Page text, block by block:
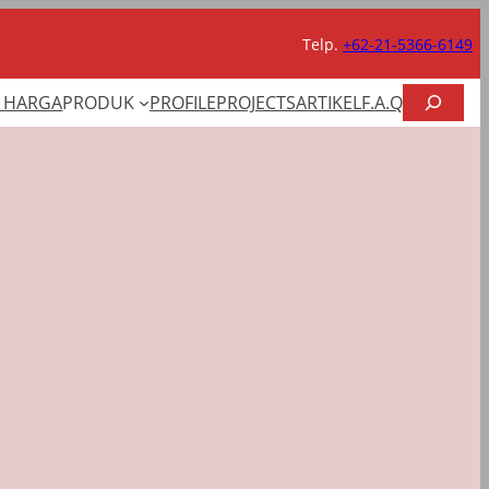
Telp. +62-21-5366-6149
HARGAPRODUK PROFILEPROJECTSARTIKELF.A.QCARI